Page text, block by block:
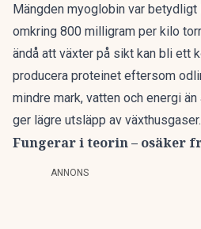
Mängden myoglobin var betydligt
omkring 800 milligram per kilo
ändå att växter på sikt kan bli ett
producera proteinet eftersom
mindre mark, vatten och energi
ger lägre utsläpp av växthusgaser.
Fungerar i teorin – osäker
ANNONS